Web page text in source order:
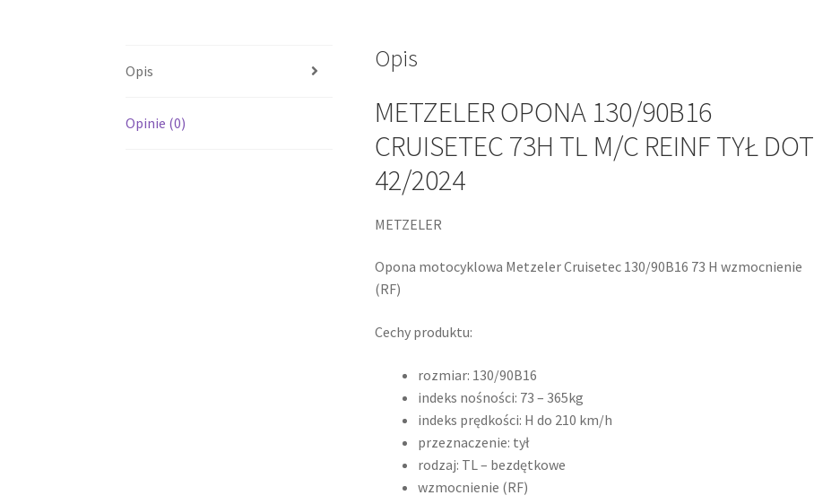
Opis
Opinie (0)
Opis
METZELER OPONA 130/90B16
CRUISETEC 73H TL M/C REINF TYŁ DOT
42/2024
METZELER
Opona motocyklowa Metzeler Cruisetec 130/90B16 73 H wzmocnienie
(RF)
Cechy produktu:
rozmiar: 130/90B16
indeks nośności: 73 – 365kg
indeks prędkości: H do 210 km/h
przeznaczenie: tył
rodzaj: TL – bezdętkowe
wzmocnienie (RF)